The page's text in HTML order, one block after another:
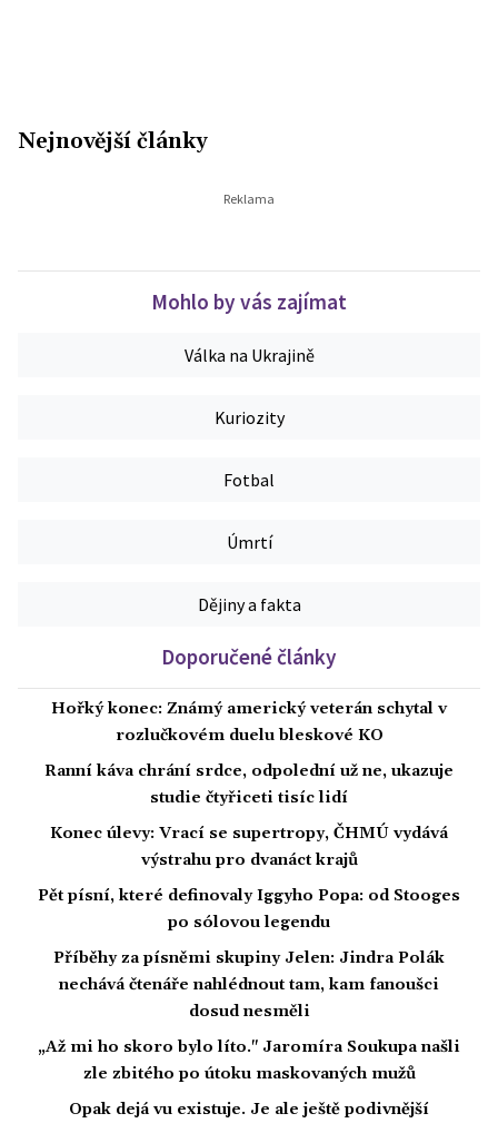
Nejnovější články
Mohlo by vás zajímat
Válka na Ukrajině
Kuriozity
Fotbal
Úmrtí
Dějiny a fakta
Doporučené články
Hořký konec: Známý americký veterán schytal v
rozlučkovém duelu bleskové KO
Ranní káva chrání srdce, odpolední už ne, ukazuje
studie čtyřiceti tisíc lidí
Konec úlevy: Vrací se supertropy, ČHMÚ vydává
výstrahu pro dvanáct krajů
Pět písní, které definovaly Iggyho Popa: od Stooges
po sólovou legendu
Příběhy za písněmi skupiny Jelen: Jindra Polák
nechává čtenáře nahlédnout tam, kam fanoušci
dosud nesměli
„Až mi ho skoro bylo líto." Jaromíra Soukupa našli
zle zbitého po útoku maskovaných mužů
Opak dejá vu existuje. Je ale ještě podivnější